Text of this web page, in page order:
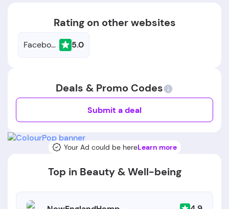
Rating on other websites
Facebook 5.0
Deals & Promo Codes
Submit a deal
Your Ad could be hereLearn more
Top in Beauty & Well-being